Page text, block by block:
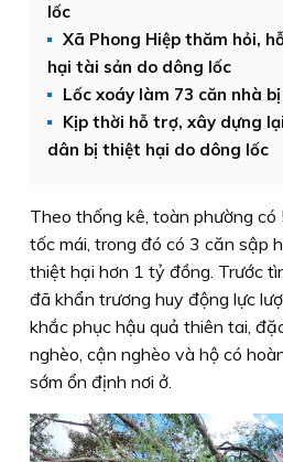
lốc
Xã Phong Hiệp thăm hỏi,
hại tài sản do dông lốc
Lốc xoáy làm 73 căn nhà
Kịp thời hỗ trợ, xây dựng
dân bị thiệt hại do dông lốc
Theo thống kê, toàn phường
tốc mái, trong đó có 3 căn sập
thiệt hại hơn 1 tỷ đồng. Trước
đã khẩn trương huy động lực
khắc phục hậu quả thiên tai,
nghèo, cận nghèo và hộ có
sớm ổn định nơi ở.